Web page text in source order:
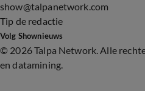
show@talpanetwork.com
Tip de redactie
Volg Shownieuws
© 2026 Talpa Network. Alle
en datamining.